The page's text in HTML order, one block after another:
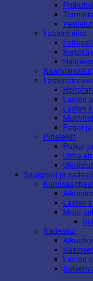
Vesilelut
Lastenjuhlat
Naamiaisasut
Lasten
Lasten
Patjat
Pihaleikit
Pulkat
Uima-
Ulkolelut
Saappaat ja
Lasten
Muut
Sadeasut
Lasten